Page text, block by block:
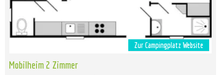
Zur Campingplatz Website
Mobilheim 2 Zimmer